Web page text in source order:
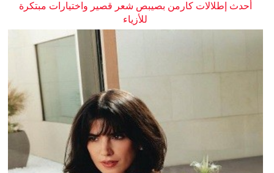
أحدث إطلالات كارمن بصيبص شعر قصير واختيارات مبتكرة
للأزياء